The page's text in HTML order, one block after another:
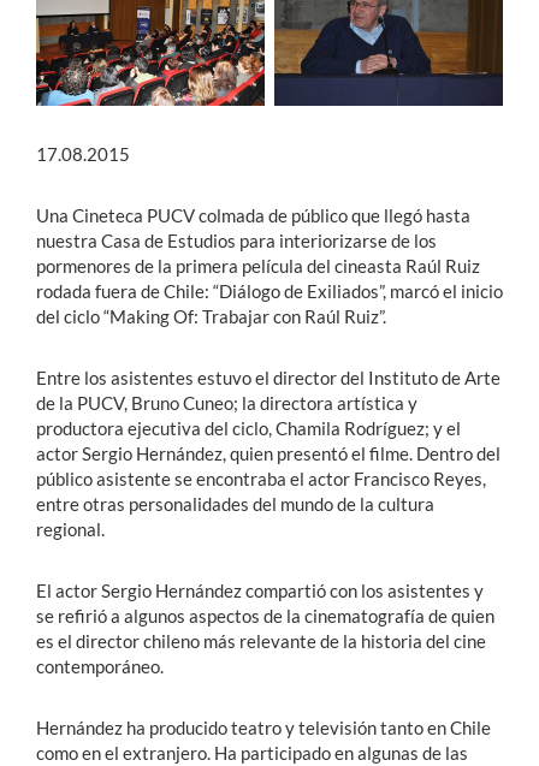
17.08.2015
Una Cineteca PUCV colmada de público que llegó hasta
nuestra Casa de Estudios para interiorizarse de los
pormenores de la primera película del cineasta Raúl Ruiz
rodada fuera de Chile: “Diálogo de Exiliados”, marcó el inicio
del ciclo “Making Of: Trabajar con Raúl Ruiz”.
Entre los asistentes estuvo el director del Instituto de Arte
de la PUCV, Bruno Cuneo; la directora artística y
productora ejecutiva del ciclo, Chamila Rodríguez; y el
actor Sergio Hernández, quien presentó el filme. Dentro del
público asistente se encontraba el actor Francisco Reyes,
entre otras personalidades del mundo de la cultura
regional.
El actor Sergio Hernández compartió con los asistentes y
se refirió a algunos aspectos de la cinematografía de quien
es el director chileno más relevante de la historia del cine
contemporáneo.
Hernández ha producido teatro y televisión tanto en Chile
como en el extranjero. Ha participado en algunas de las